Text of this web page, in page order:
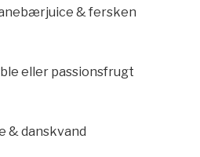
& fersken
eller passionsfrugt
& danskvand